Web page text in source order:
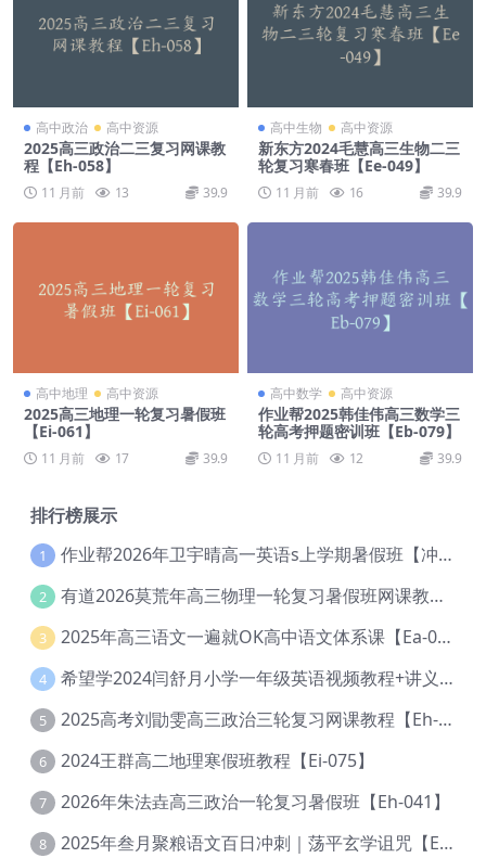
高中政治 高中资源
2025高三政治二三复习网课教
程【Eh-058】
11 月前 13 39.9
高中生物 高中资源
新东方2024毛慧高三生物二三
轮复习寒春班【Ee-049】
11 月前 16 39.9
高中地理 高中资源
2025高三地理一轮复习暑假班
【Ei-061】
11 月前 17 39.9
高中数学 高中资源
作业帮2025韩佳伟高三数学三
轮高考押题密训班【Eb-079】
11 月前 12 39.9
排行榜展示
1 作业帮2026年卫宇晴高一英语s上学期暑假班【冲顶班】【Ec-003】
2 有道2026莫荒年高三物理一轮复习暑假班网课教程【Ef-044】
3 2025年高三语文一遍就OK高中语文体系课【Ea-028】
4 希望学2024闫舒月小学一年级英语视频教程+讲义【Cc-004】
5 2025高考刘勖雯高三政治三轮复习网课教程【Eh-061】
6 2024王群高二地理寒假班教程【Ei-075】
7 2026年朱法垚高三政治一轮复习暑假班【Eh-041】
8 2025年叁月聚粮语文百日冲刺｜荡平玄学诅咒【Ea-001】